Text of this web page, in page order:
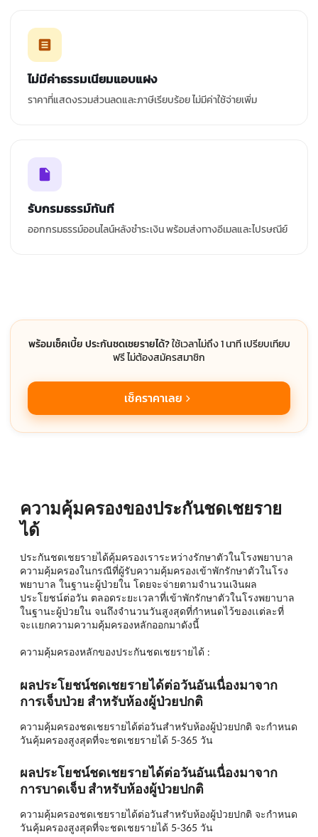
ไม่มีค่าธรรมเนียมแอบแฝง
ราคาที่แสดงรวมส่วนลดและภาษีเรียบร้อย ไม่มีค่าใช้จ่ายเพิ่ม
รับกรมธรรม์ทันที
ออกกรมธรรม์ออนไลน์หลังชำระเงิน พร้อมส่งทางอีเมลและไปรษณีย์
พร้อมเช็คเบี้ย ประกันชดเชยรายได้?ใช้เวลาไม่ถึง 1 นาที เปรียบเทียบ
ฟรี ไม่ต้องสมัครสมาชิก
เช็คราคาเลย
ความคุ้มครองของประกันชดเชยราย
ได้
ประกันชดเชยรายได้คุ้มครองเราระหว่างรักษาตัวในโรงพยาบาล
ความคุ้มครองในกรณีที่ผู้รับความคุ้มครองเข้าพักรักษาตัวในโรง
พยาบาล ในฐานะผู้ป่วยใน โดยจะจ่ายตามจำนวนเงินผล
ประโยชน์ต่อวัน ตลอดระยะเวลาที่เข้าพักรักษาตัวในโรงพยาบาล
ในฐานะผู้ป่วยใน จนถึงจำนวนวันสูงสุดที่กำหนดไว้ของเเต่ละที่
จะเเยกความความคุ้มครองหลักออกมาดังนี้
ความคุ้มครองหลักของประกันชดเชยรายได้ :
ผลประโยชน์ชดเชยรายได้ต่อวันอันเนื่องมาจาก
การเจ็บป่วย สำหรับห้องผู้ป่วยปกติ
ความคุ้มครองชดเชยรายได้ต่อวันสำหรับห้องผู้ป่วยปกติ จะกำหนด
วันคุ้มครองสูงสุดที่จะชดเชยรายได้ 5-365 วัน
ผลประโยชน์ชดเชยรายได้ต่อวันอันเนื่องมาจาก
การบาดเจ็บ สำหรับห้องผู้ป่วยปกติ
ความคุ้มครองชดเชยรายได้ต่อวันสำหรับห้องผู้ป่วยปกติ จะกำหนด
วันคุ้มครองสูงสุดที่จะชดเชยรายได้ 5-365 วัน